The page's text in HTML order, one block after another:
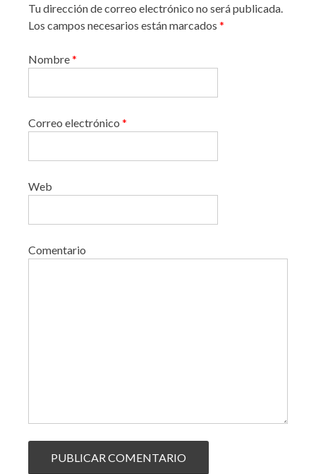
Tu dirección de correo electrónico no será publicada.
Los campos necesarios están marcados *
Nombre*
Correo electrónico *
Web
Comentario